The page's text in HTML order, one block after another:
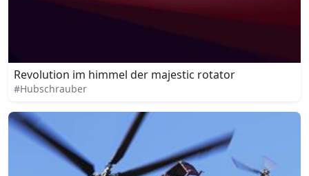
Revolution im himmel der majestic rotator
#Hubschrauber